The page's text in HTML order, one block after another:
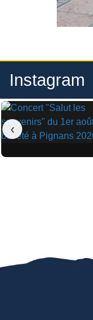
Instagram
▶
‹